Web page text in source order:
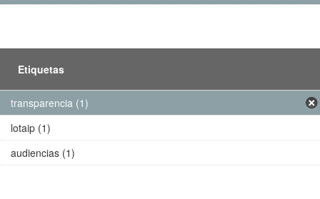
Etiquetas
transparencia (1)
lotaip (1)
audiencias (1)